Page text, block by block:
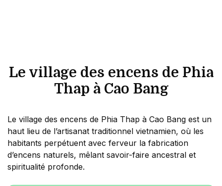
Le village des encens de Phia
Thap à Cao Bang
Le village des encens de Phia Thap à Cao Bang est un
haut lieu de l’artisanat traditionnel vietnamien, où les
habitants perpétuent avec ferveur la fabrication
d’encens naturels, mêlant savoir-faire ancestral et
spiritualité profonde.